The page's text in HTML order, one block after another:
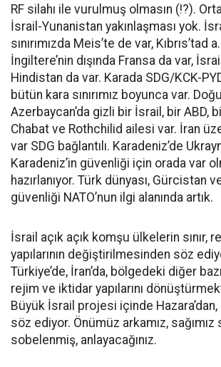
RF silahı ile vurulmuş olmasın (!?).
İsrail-Yunanistan yakınlaşması yok.
sınırımızda Meis’te de var, Kıbrıs’tad
İngiltere’nin dışında Fransa da var,
Hindistan da var. Karada SDG/KCK-
bütün kara sınırımız boyunca var.
Azerbaycan’da gizli bir İsrail, bir ABD,
Chabat ve Rothchilid ailesi var. İran
var SDG bağlantılı. Karadeniz’de
Karadeniz’in güvenliği için orada var
hazırlanıyor. Türk dünyası, Gürcistan
güvenliği NATO’nun ilgi alanında artık.
İsrail açık açık komşu ülkelerin sınır,
yapılarının değiştirilmesinden söz
Türkiye’de, İran’da, bölgedeki diğer
rejim ve iktidar yapılarını
Büyük İsrail projesi içinde Hazara’dan,
söz ediyor. Önümüz arkamız,
sobelenmiş, anlayacağınız.